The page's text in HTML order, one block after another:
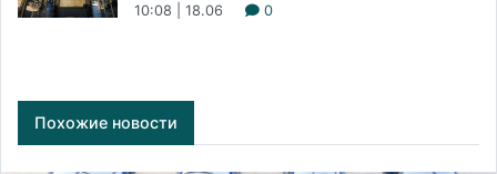
10:08 | 18.06 0
Похожие новости